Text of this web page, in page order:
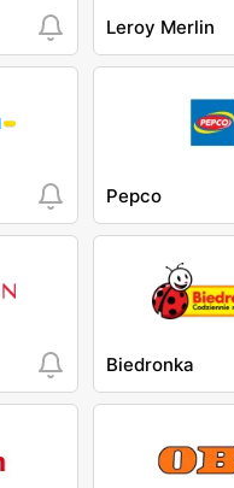
Leroy Merlin
Pepco
Biedronka